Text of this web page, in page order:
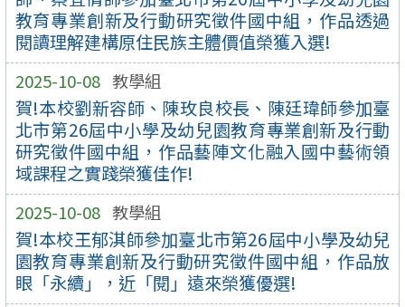
教育專業創新及行動研究徵件國中組，作品透過
閱讀理解建構原住民族主體價值榮獲入選!
2025-10-08 教學組
賀!本校劉新容師、陳玫良校長、陳廷瑋師參加臺
北市第26屆中小學及幼兒園教育專業創新及行動
研究徵件國中組，作品藝陣文化融入國中藝術領
域課程之實踐榮獲佳作!
2025-10-08 教學組
賀!本校王郁淇師參加臺北市第26屆中小學及幼兒
園教育專業創新及行動研究徵件國中組，作品放
眼「永續」，近「閱」遠來榮獲優選!